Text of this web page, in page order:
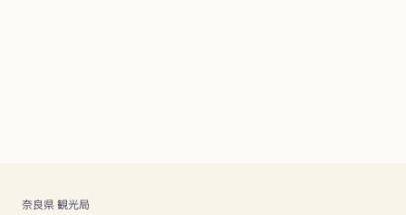
奈良県 観光局